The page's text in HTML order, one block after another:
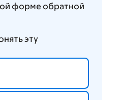
форме обратной
эту